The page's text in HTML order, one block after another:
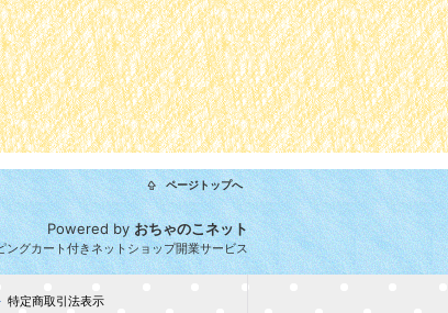
ページトップへ
Powered byおちゃのこネット
ングカート付きネットショップ開業サービス
特定商取引法表示